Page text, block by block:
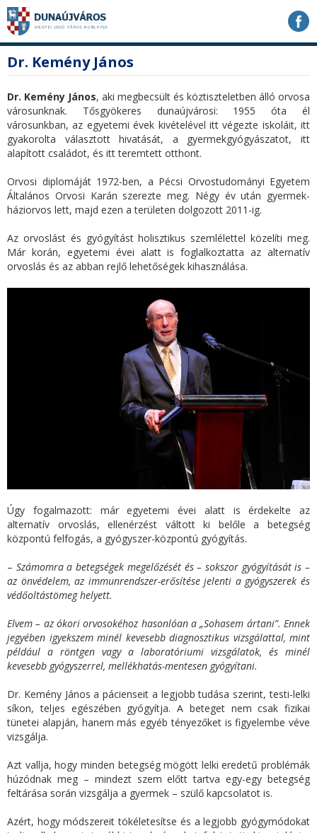
Ugrás
tartalomhoz
Ugrás
navigációhoz
Ugrás
kereséshez
a
honlapon
tartalom
Dr. Kemény János
Dr. Kemény János, aki megbecsült és köztiszteletben álló orvosa
városunknak. Tősgyökeres dunaújvárosi: 1955 óta él
városunkban, az egyetemi évek kivételével itt végezte iskoláit, itt
gyakorolta választott hivatását, a gyermekgyógyászatot, itt
alapított családot, és itt teremtett otthont.
Orvosi diplomáját 1972-ben, a Pécsi Orvostudományi Egyetem
Általános Orvosi Karán szerezte meg. Négy év után gyermek-
háziorvos lett, majd ezen a területen dolgozott 2011-ig.
Az orvoslást és gyógyítást holisztikus szemlélettel közelíti meg.
Már korán, egyetemi évei alatt is foglalkoztatta az alternatív
orvoslás és az abban rejlő lehetőségek kihasználása.
Úgy fogalmazott: már egyetemi évei alatt is érdekelte az
alternatív orvoslás, ellenérzést váltott ki belőle a betegség
központú felfogás, a gyógyszer-központú gyógyítás.
– Számomra a betegségek megelőzését és – sokszor gyógyítását is –
az önvédelem, az immunrendszer-erősítése jelenti a gyógyszerek és
védőoltástömeg helyett.
Elvem – az ókori orvosokéhoz hasonlóan a „Sohasem ártani”. Ennek
jegyében igyekszem minél kevesebb diagnosztikus vizsgálattal, mint
például a röntgen vagy a laboratóriumi vizsgálatok, és minél
kevesebb gyógyszerrel, mellékhatás-mentesen gyógyítani.
Dr. Kemény János a pácienseit a legjobb tudása szerint, testi-lelki
síkon, teljes egészében gyógyítja. A beteget nem csak fizikai
tünetei alapján, hanem más egyéb tényezőket is figyelembe véve
vizsgálja.
Azt vallja, hogy minden betegség mögött lelki eredetű problémák
húzódnak meg – mindezt szem előtt tartva egy-egy betegség
feltárása során vizsgálja a gyermek – szülő kapcsolatot is.
Azért, hogy módszereit tökéletesítse és a legjobb gyógymódokat